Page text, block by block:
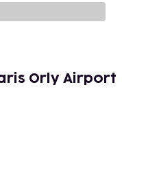
Orly Airport